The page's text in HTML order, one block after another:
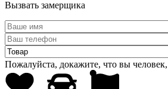
Вызвать замерщика
Пожалуйста, докажите, что вы